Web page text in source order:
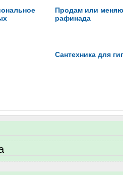
Продам или
рафинада
Сантехника для